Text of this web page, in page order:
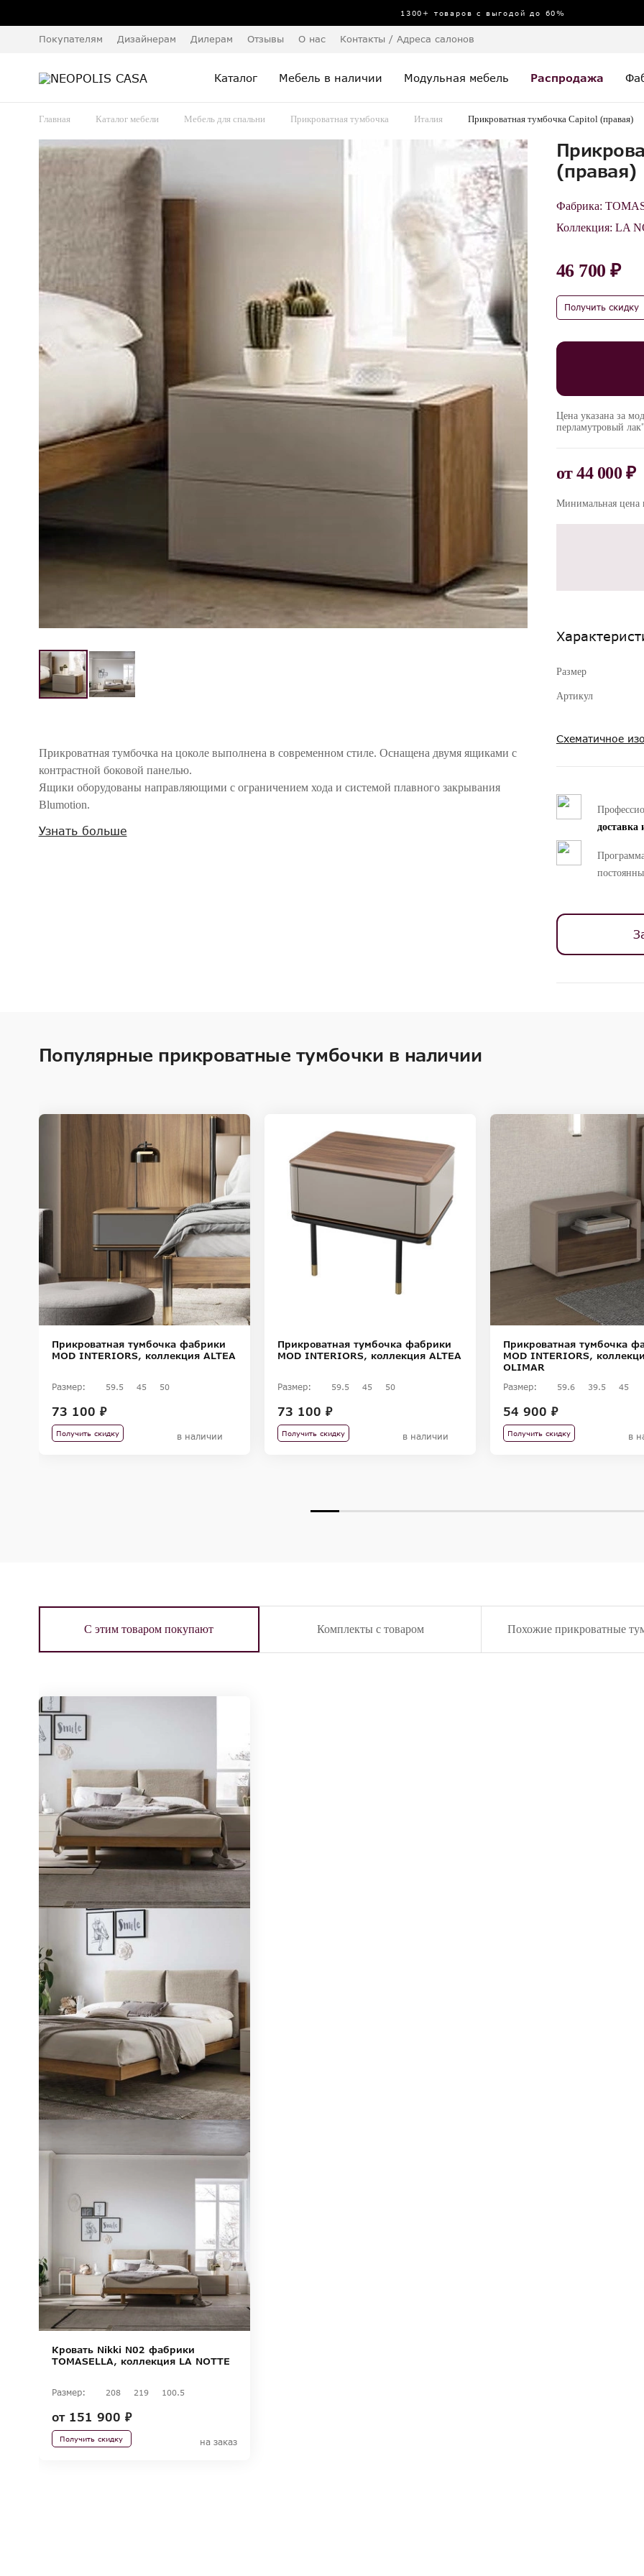
1300+ товаров с выгодой до 60%
Покупателям Дизайнерам Дилерам Отзывы О нас Контакты / Адреса салонов
Каталог Мебель в наличии Модульная мебель Распродажа
Главная Каталог мебели Мебель для спальни Прикроватная тумбочка Италия Прикроватная тумбочка Capitol (правая)
Прикроватная тумбочка на цоколе выполнена в современном стиле. Оснащена двумя ящиками с
контрастной боковой панелью.
Ящики оборудованы направляющими с ограничением хода и системой плавного закрывания
Blumotion.
Внимание! Цвета предметов на изображениях могут отличаться из-за особенностей цветопередачи различных мониторов.
Узнать больше
(правая)
Фабрика:
Коллекция: LA
46 700 ₽
Получить скидку
Цена указана за
перламутровый лак"
от44 000 ₽
Минимальная цена
Размер
Артикул
Схематичное
доставка
Популярные прикроватные тумбочки в наличии
Прикроватная тумбочка фабрики
MOD INTERIORS, коллекция ALTEA
Размер: 59.5 45 50
73 100 ₽
Получить скидку в наличии
Прикроватная тумбочка фабрики
MOD INTERIORS, коллекция ALTEA
Размер: 59.5 45 50
73 100 ₽
Получить скидку в наличии
Прикроватная тумбочка
MOD INTERIORS,
OLIMAR
Размер: 59.6 39.5 45
54 900 ₽
Получить скидку в
С этим товаром покупают Комплекты с товаром Похожие прикроватные
Кровать Nikki N02 фабрики
TOMASELLA, коллекция LA NOTTE
Размер: 208 219 100.5
от151 900 ₽
Получить скидку на заказ